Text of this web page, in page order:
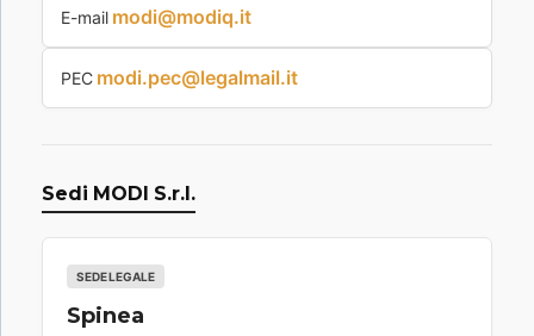
E-mail modi@modiq.it
PEC modi.pec@legalmail.it
Sedi MODI S.r.l.
SEDE LEGALE
Spinea